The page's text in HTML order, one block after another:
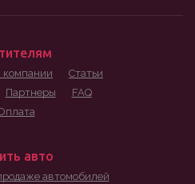
компании
Статьи
Партнеры
FAQ
авто
автомобилей